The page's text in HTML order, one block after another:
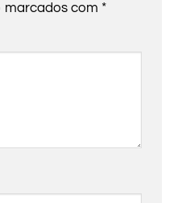
marcados com *